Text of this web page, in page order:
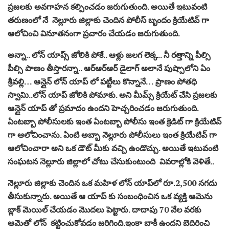
ప్రజలకు అవగాహన కల్పించడం జరుగుతుంది. అయితే ఇటువంటి
తరుణంలో నే నెల్లూరు జిల్లాకు చెందిన పోలీస్ బృందం క్రియేటివ్ గా
ఆలోచించి వినూతనంగా ప్రచారం చేయడం జరుగుతుంది.
అన్నా.. లోన్‌ యాప్స్‌ జోలికి పోకే.. ఆళ్లు జలగ లెక్క.. నీ రత్తాన్ని పీల్సి
పీల్సి పాణం తీస్తారన్నా.. ఆర్‌ఆర్‌ఆర్‌ డైలాగ్ అలానే పుష్పాలోని ఏం
శ్రీవల్లి… ఆన్లైన్‌ లోన్ యాప్ లో పట్టీలు కొన్నానే… ప్రాణం పోతధి
స్వామి..లోన్ యాప్ జోలికి పోమాకు. అని మీమ్స్‌ క్రియేట్ చేసి ప్రజలకు
ఆన్లైన్ యాప్ తో ప్రమాదం ఉందని హెచ్చరించడం జరుగుతుంది.
ఏంటబ్బా పోలీసులకు ఇంత ఏంటబ్బా పోలీసు ఇంత క్రెడిట్ గా క్రియేటివ్
గా ఆలోచించాను. ఏంటి అబ్బా నెల్లూరు పోలీసులు ఇంత క్రియేటివ్ గా
ఆలోచించారా అని ఒక డౌట్ మీకు వచ్చి ఉండొచ్చు. అయితే ఇటువంటి
సంఘటన నెల్లూరు జిల్లాలో చోటు చేసుకుంటుంది వివరాల్లోకి వెళితే..
నెల్లూరు జిల్లాకు చెందిన ఒక మహిళ లోన్‌ యాప్‌లో రూ.2,500 నగదు
తీసుకున్నారు. అయితే ఆ యాప్ కు సంబంధించిన ఒక వ్యక్తి ఆమెను
బ్లాక్ మెయిల్ చేయడం మొదలు పెట్టారు. దాదాపు 70 వేల వరకు
ఆమెతో లోన్ కట్టించుకోవడం జరిగింది.ఇంకా బాకీ ఉందని బెదిరించి